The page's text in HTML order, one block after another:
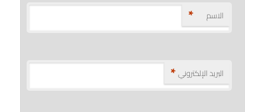
الاسم *
البريد الإلكتروني*